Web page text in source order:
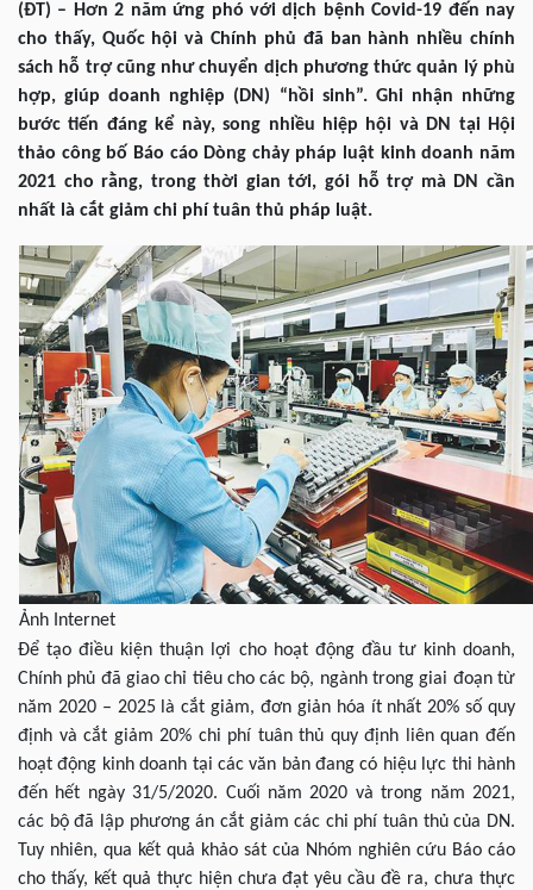
(ĐT) – Hơn 2 năm ứng phó với dịch bệnh Covid-19 đến nay
cho thấy, Quốc hội và Chính phủ đã ban hành nhiều chính
sách hỗ trợ cũng như chuyển dịch phương thức quản lý phù
hợp, giúp doanh nghiệp (DN) “hồi sinh”. Ghi nhận những
bước tiến đáng kể này, song nhiều hiệp hội và DN tại Hội
thảo công bố Báo cáo Dòng chảy pháp luật kinh doanh năm
2021 cho rằng, trong thời gian tới, gói hỗ trợ mà DN cần
nhất là cắt giảm chi phí tuân thủ pháp luật.
Ảnh Internet
Để tạo điều kiện thuận lợi cho hoạt động đầu tư kinh doanh,
Chính phủ đã giao chỉ tiêu cho các bộ, ngành trong giai đoạn từ
năm 2020 – 2025 là cắt giảm, đơn giản hóa ít nhất 20% số quy
định và cắt giảm 20% chi phí tuân thủ quy định liên quan đến
hoạt động kinh doanh tại các văn bản đang có hiệu lực thi hành
đến hết ngày 31/5/2020. Cuối năm 2020 và trong năm 2021,
các bộ đã lập phương án cắt giảm các chi phí tuân thủ của DN.
Tuy nhiên, qua kết quả khảo sát của Nhóm nghiên cứu Báo cáo
cho thấy, kết quả thực hiện chưa đạt yêu cầu đề ra, chưa thực